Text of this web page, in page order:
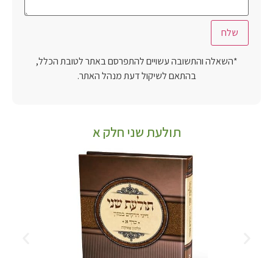
*השאלה והתשובה עשויים להתפרסם באתר לטובת הכלל,
בהתאם לשיקול דעת מנהל האתר.
תולעת שני חלק א